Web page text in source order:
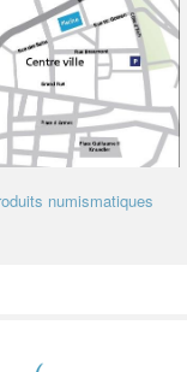
numismatiques